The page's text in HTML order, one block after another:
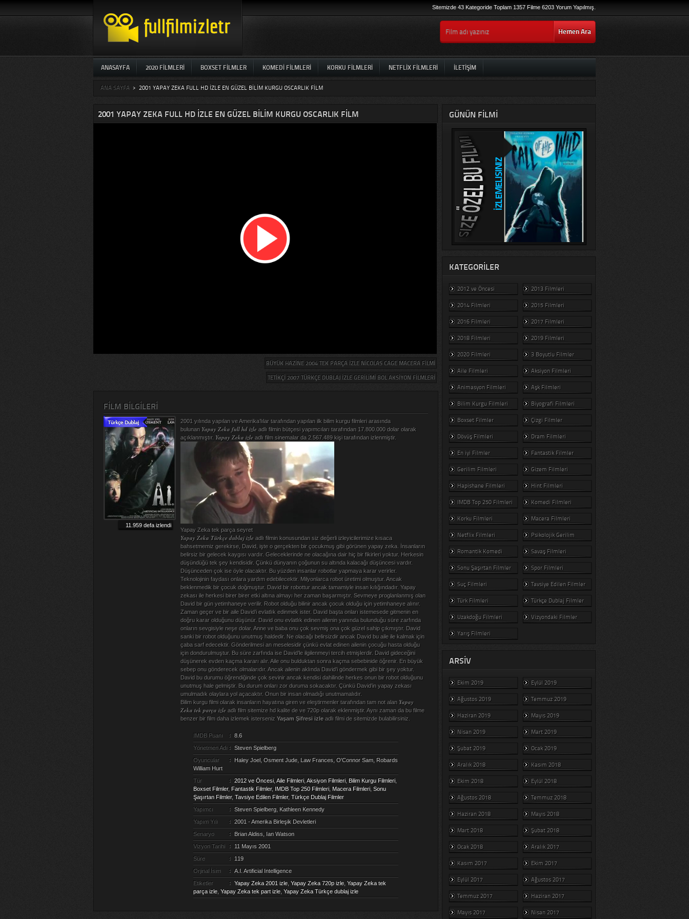
Sitemizde 43 Kategoride Toplam 1357 Filme 6203 Yorum Yapılmış.
Hemen Ara
ANASAYFA 2020 FILMLERI BOXSET FILMLER KOMEDI FILMLERI KORKU FILMLERI NETFLIX FILMLERI İLETIŞIM
ANA SAYFA > 2001 YAPAY ZEKA FULL HD IZLE EN GÜZEL BILIM KURGU OSCARLIK FILM
2001 YAPAY ZEKA FULL HD IZLE EN GÜZEL BILIM KURGU OSCARLIK FILM
BÜYÜK HAZINE 2004 TEK PARÇA IZLE NICOLAS CAGE MACERA FILMI
TETIKÇI 2007 TÜRKÇE DUBLAJ IZLE GERILIMI BOL AKSIYON FILMLERI
FILM BILGILERI
11.959 defa izlendi
2001 yılında yapılan ve Amerika’lılar tarafından yapılan ilk bilim kurgu filmleri arasında
bulunan Yapay Zeka full hd izleadlı filmin bütçesi yapımcıları tarafından 17.800.000 dolar olarak
açıklanmıştır. Yapay Zeka izleadlı film sinemalar da 2.567.489 kişi tarafından izlenmiştir.
Yapay Zeka tek parça seyret
Yapay Zeka Türkçe dublaj izleadlı filmin konusundan siz değerli izleyicilerimize kısaca
bahsetmemiz gerekirse, David, işte o gerçekten bir çocukmuş gibi görünen yapay zeka. İnsanların
belirsiz bir gelecek kaygısı vardır. Geleceklerinde ne olacağına dair hiç bir fikirleri yoktur. Herkesin
düşündüğü tek şey kendisidir. Çünkü dünyanın çoğunun su altında kalacağı düşüncesi vardır.
Düşünceden çok ise öyle olacaktır. Bu yüzden insanlar robotlar yapmaya karar verirler.
Teknolojinin faydası onlara yardım edebilecektir. Milyonlarca robot üretimi olmuştur. Ancak
beklenmedik bir çocuk doğmuştur. David bir robottur ancak tamamiyle insan kılığındadır. Yapay
zekası ile herkesi birer birer etki altına almayı her zaman başarmıştır. Sevmeye proglanlanmış olan
David bir gün yetimhaneye verilir. Robot olduğu bilinir ancak çocuk olduğu için yetimhaneye alınır.
Zaman geçer ve bir aile David’i evlatlık edinmek ister. David başta onları istemesede gitmenin en
doğru karar olduğunu düşünür. David onu evlatlık edinen ailenin yanında bulunduğu süre zarfında
onların sevgisiyle neşe dolar. Anne ve baba onu çok sevmiş ona çok güzel sahip çıkmıştır. David
sanki bir robot olduğunu unutmuş haldedir. Ne olacağı belirsizdir ancak David bu aile ile kalmak için
çaba sarf edecektir. Gönderilmesi an meselesidir çünkü evlat edinen ailenin çocuğu hasta olduğu
için dondurulmuştur. Bu süre zarfında ise David’le ilgilenmeyi tercih etmişlerdir. David gideceğini
düşünerek evden kaçma kararı alır. Aile onu bulduktan sonra kaçma sebebinide öğrenir. En büyük
sebep onu gönderecek olmalarıdır. Ancak ailenin aklında David’i göndermek gibi bir şey yoktur.
David bu durumu öğrendiğinde çok sevinir ancak kendisi dahilinde herkes onun bir robot olduğunu
unutmuş hale gelmiştir. Bu durum onları zor duruma sokacaktır. Çünkü David’in yapay zekası
umulmadık olaylara yol açacaktır. Onun bir insan olmadığı unutmamalıdır.
Bilim kurgu filmi olarak insanların hayatına giren ve eleştirmenler tarafından tam not alan Yapay
Zeka tek parça izleadlı film sitemize hd kalite de ve 720p olarak eklenmiştir. Aynı zaman da bu filme
benzer bir film daha izlemek isterseniz Yaşam Şifresi izleadlı filmi de sitemizde bulabilirsiniz.
IMDB Puanı : 8.6
Yönetmen Adı : Steven Spielberg
Oyuncular
:
Haley Joel, Osment Jude, Law Frances, O'Connor Sam, Robards
William Hurt
Tür
: 2012 ve Öncesi, Aile Filmleri, Aksiyon Filmleri, Bilim Kurgu Filmleri,
Boxset Filmler, Fantastik Filmler, IMDB Top 250 Filmleri, Macera Filmleri, Sonu
Şaşırtan Filmler, Tavsiye Edilen Filmler, Türkçe Dublaj Filmler
Yapımcı
: Steven Spielberg, Kathleen Kennedy
Yapım Yılı
: 2001 - Amerika Birleşik Devletleri
Senaryo
:
Brian Aldiss, Ian Watson
Vizyon Tarihi
: 11 Mayıs 2001
Süre
: 119
Orjinal İsim
: A.I. Artificial Intelligence
Etiketler
: Yapay Zeka 2001 izle, Yapay Zeka 720p izle, Yapay Zeka tek
parça izle, Yapay Zeka tek part izle, Yapay Zeka Türkçe dublaj izle
GÜNÜN FILMI
KATEGORILER
2012 ve Öncesi 2013 Filmleri
2014 Filmleri 2015 Filmleri
2016 Filmleri 2017 Filmleri
2018 Filmleri 2019 Filmleri
2020 Filmleri 3 Boyutlu Filmler
Aile Filmleri Aksiyon Filmleri
Animasyon Filmleri Aşk Filmleri
Bilim Kurgu Filmleri Biyografi Filmleri
Boxset Filmler Çizgi Filmler
Dövüş Filmleri Dram Filmleri
En iyi Filmler Fantastik Filmler
Gerilim Filmleri Gizem Filmleri
Hapishane Filmleri Hint Filmleri
IMDB Top 250 Filmleri Komedi Filmleri
Korku Filmleri Macera Filmleri
Netflix Filmleri Psikolojik Gerilim
Romantik Komedi Savaş Filmleri
Sonu Şaşırtan Filmler Spor Filmleri
Suç Filmleri Tavsiye Edilen Filmler
Türk Filmleri Türkçe Dublaj Filmler
Uzakdoğu Filmleri Vizyondaki Filmler
Yarış Filmleri
ARSIV
Ekim 2019 Eylül 2019
Ağustos 2019 Temmuz 2019
Haziran 2019 Mayıs 2019
Nisan 2019 Mart 2019
Şubat 2019 Ocak 2019
Aralık 2018 Kasım 2018
Ekim 2018 Eylül 2018
Ağustos 2018 Temmuz 2018
Haziran 2018 Mayıs 2018
Mart 2018 Şubat 2018
Ocak 2018 Aralık 2017
Kasım 2017 Ekim 2017
Eylül 2017 Ağustos 2017
Temmuz 2017 Haziran 2017
Mayıs 2017 Nisan 2017